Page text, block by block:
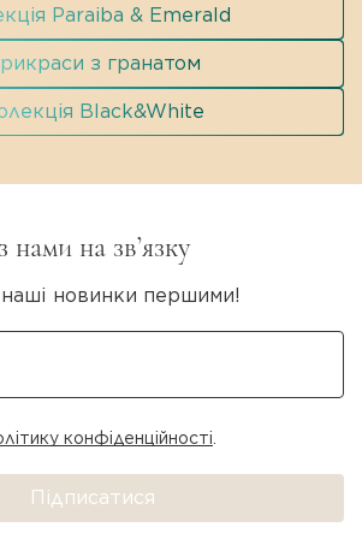
Paraiba & Emerald
з гранатом
Black&White
на зв’язку
наші новинки першими!
Підписатися
конфіденційності.